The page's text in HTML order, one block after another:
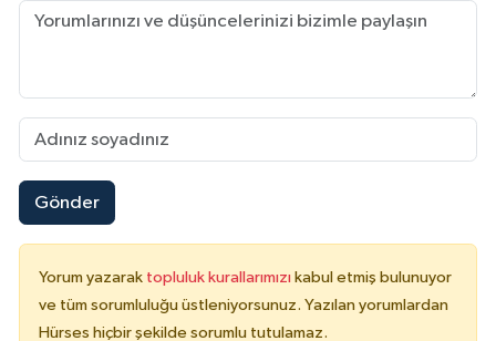
Gönder
Yorum yazarak topluluk kurallarımızı kabul etmiş bulunuyor
ve tüm sorumluluğu üstleniyorsunuz. Yazılan yorumlardan
Hürses hiçbir şekilde sorumlu tutulamaz.